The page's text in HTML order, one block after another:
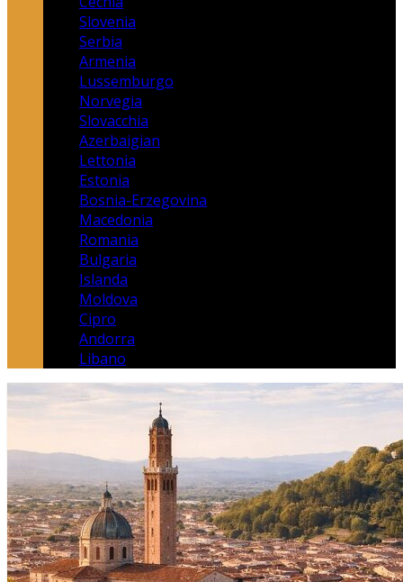
Slovenia
Serbia
Armenia
Lussemburgo
Norvegia
Slovacchia
Azerbaigian
Lettonia
Estonia
Bosnia-Erzegovina
Macedonia
Romania
Bulgaria
Islanda
Moldova
Cipro
Andorra
Libano